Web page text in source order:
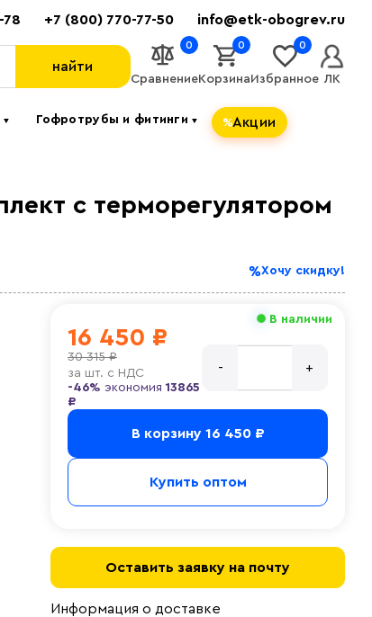
78 +7 (800) 770-77-50 info@etk-obogrev.ru
найти
Сравнение
0
Корзина
0
Избранное
0
ЛК
▼ Гофротрубы и фитинги▼ Акции
с терморегулятором
Хочу скидку!
В наличии
16 450 ₽
30 315 ₽
за шт. с НДС
-46% экономия 13865
₽
В корзину 16 450 ₽
Купить оптом
Оставить заявку на почту
Информация о доставке